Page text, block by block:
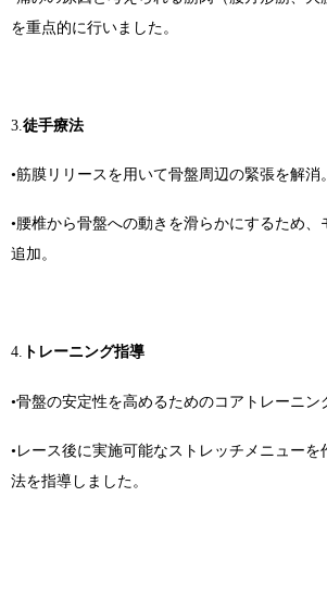
を重点的に行いました。
3. 徒手療法
•筋膜リリースを用いて骨盤周辺の緊張を解消。
•腰椎から骨盤への動きを滑らかにするため、
追加。
4. トレーニング指導
•骨盤の安定性を高めるためのコアトレーニン
•レース後に実施可能なストレッチメニュー
法を指導しました。